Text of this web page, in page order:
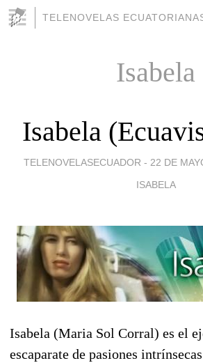
TELENOVELAS
Isabela
Isabela
TELENOVELASECUADOR - 22 DE
ISABELA
Isabela (Maria Sol Corral) es el
escaparate de pasiones